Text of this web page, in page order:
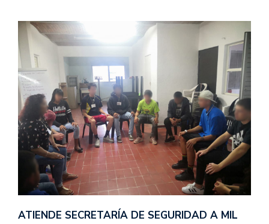
ATIENDE SECRETARÍA DE SEGURIDAD A MIL